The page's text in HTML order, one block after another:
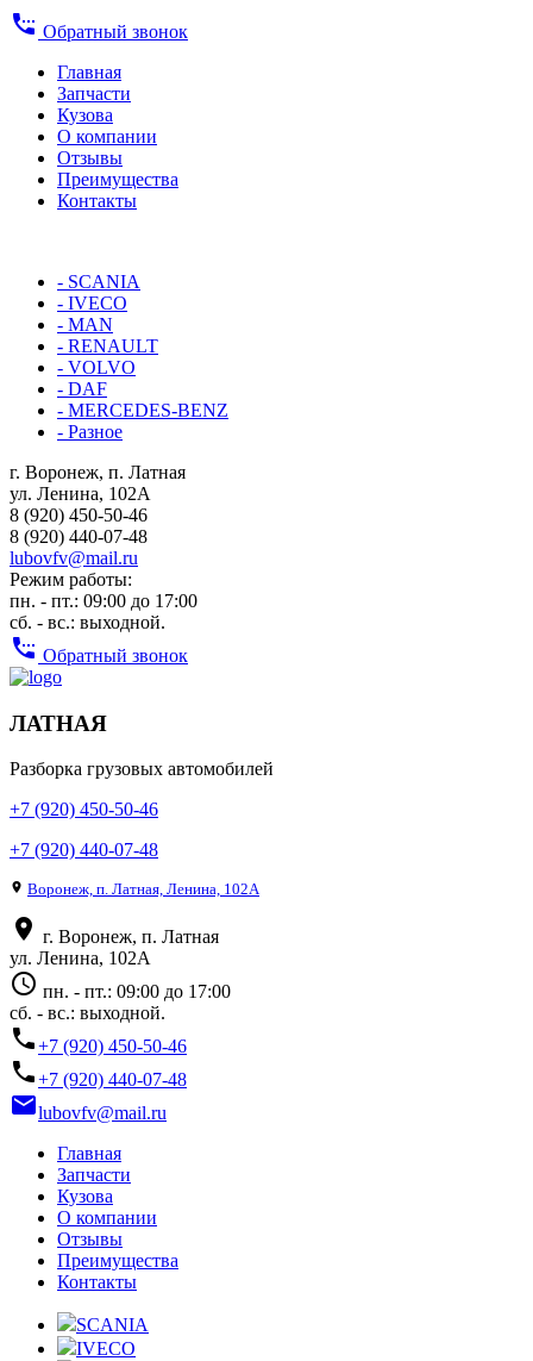
settings_phone Обратный звонок
Главная
Запчасти
Кузова
О компании
Отзывы
Преимущества
Контакты
- SCANIA
- IVECO
- MAN
- RENAULT
- VOLVO
- DAF
- MERCEDES-BENZ
- Разное
г. Воронеж, п. Латная
ул. Ленина, 102А
8 (920) 450-50-46
8 (920) 440-07-48
lubovfv@mail.ru
Режим работы:
пн. - пт.: 09:00 до 17:00
сб. - вс.: выходной.
settings_phone Обратный звонок
ЛАТНАЯ
Разборка грузовых автомобилей
+7 (920) 450-50-46
+7 (920) 440-07-48
place Воронеж, п. Латная, Ленина, 102А
place г. Воронеж, п. Латная
ул. Ленина, 102А
access_time пн. - пт.: 09:00 до 17:00
сб. - вс.: выходной.
phone+7 (920) 450-50-46
phone+7 (920) 440-07-48
emaillubovfv@mail.ru
Главная
Запчасти
Кузова
О компании
Отзывы
Преимущества
Контакты
SCANIA
IVECO